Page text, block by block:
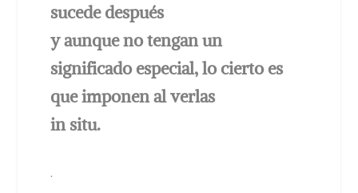
sucede después
y aunque no tengan un
significado especial, lo cierto es
que imponen al verlas
in situ.
.